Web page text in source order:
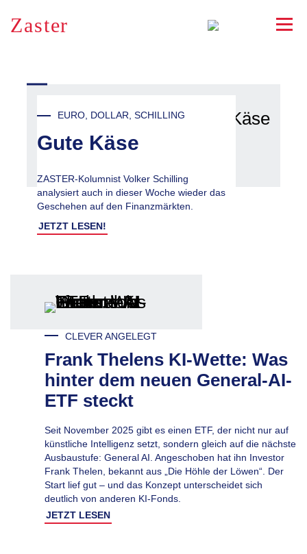
RSS
Zaster
EURO, DOLLAR, SCHILLING
Gute Käse
ZASTER-Kolumnist Volker Schilling
analysiert auch in dieser Woche wieder das
Geschehen auf den Finanzmärkten.
JETZT LESEN!
CLEVER ANGELEGT
Frank Thelens KI-Wette: Was
hinter dem neuen General-AI-
ETF steckt
Seit November 2025 gibt es einen ETF, der nicht nur auf
künstliche Intelligenz setzt, sondern gleich auf die nächste
Ausbaustufe: General AI. Angeschoben hat ihn Investor
Frank Thelen, bekannt aus „Die Höhle der Löwen“. Der
Start lief gut – und das Konzept unterscheidet sich
deutlich von anderen KI-Fonds.
JETZT LESEN